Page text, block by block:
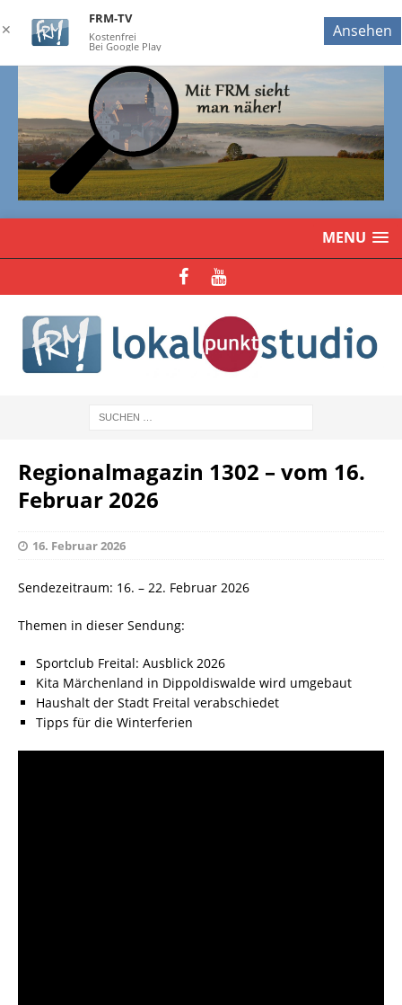
MENU
Regionalmagazin 1302 – vom 16.
Februar 2026
16. Februar 2026
Sendezeitraum: 16. – 22. Februar 2026
Themen in dieser Sendung:
Sportclub Freital: Ausblick 2026
Kita Märchenland in Dippoldiswalde wird umgebaut
Haushalt der Stadt Freital verabschiedet
Tipps für die Winterferien
✕
FRM-TV
Kostenfrei
Bei Google Play
Ansehen